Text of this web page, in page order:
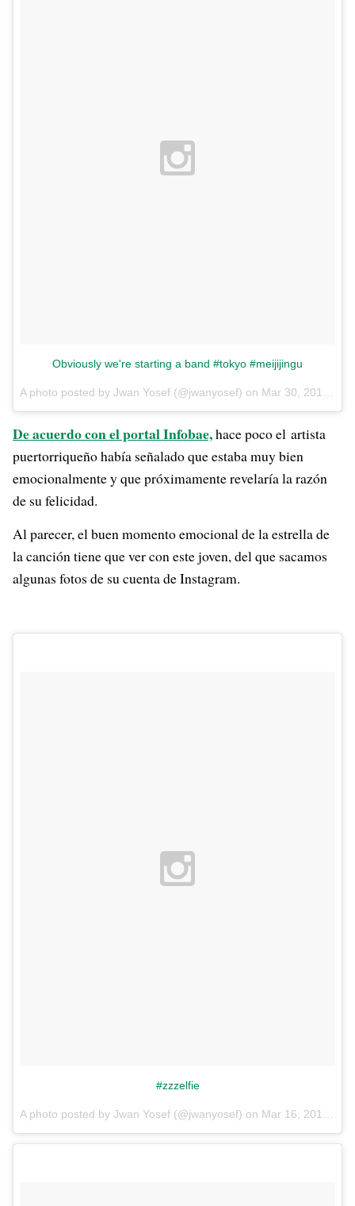
Obviously we're starting a band #tokyo #meijijingu
A photo posted by Jwan Yosef (@jwanyosef) on Mar 30, 2016 at 9:20am PDT
De acuerdo con el portal Infobae,hace poco el artista
puertorriqueño había señalado que estaba muy bien
emocionalmente y que próximamente revelaría la razón
de su felicidad.
Al parecer, el buen momento emocional de la estrella de
la canción tiene que ver con este joven, del que sacamos
algunas fotos de su cuenta de Instagram.
#zzzelfie
A photo posted by Jwan Yosef (@jwanyosef) on Mar 16, 2016 at 11:04am PDT